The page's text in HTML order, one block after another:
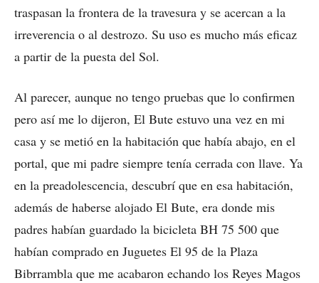
traspasan la frontera de la travesura y se acercan a la
irreverencia o al destrozo. Su uso es mucho más eficaz
a partir de la puesta del Sol.
Al parecer, aunque no tengo pruebas que lo confirmen
pero así me lo dijeron, El Bute estuvo una vez en mi
casa y se metió en la habitación que había abajo, en el
portal, que mi padre siempre tenía cerrada con llave. Ya
en la preadolescencia, descubrí que en esa habitación,
además de haberse alojado El Bute, era donde mis
padres habían guardado la bicicleta BH 75 500 que
habían comprado en Juguetes El 95 de la Plaza
Bibrrambla que me acabaron echando los Reyes Magos